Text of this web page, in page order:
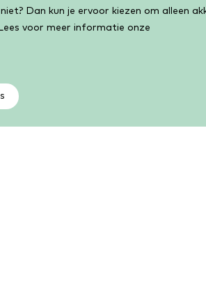
Dan kun je ervoor kiezen om alleen
voor meer informatie onze